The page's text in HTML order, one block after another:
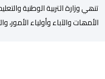
تنھي وزارة التربیة الوطنیة
الأمھات والآباء وأولیاء الأمور،